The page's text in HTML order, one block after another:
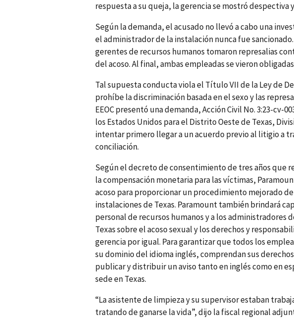
respuesta a su queja, la gerencia se mostró despectiva
Según la demanda, el acusado no llevó a cabo una
el administrador de la instalación nunca fue
gerentes de recursos humanos tomaron represalias
del acoso. Al final, ambas empleadas se vieron
Tal supuesta conducta viola el Título VII de la Ley de
prohíbe la discriminación basada en el sexo y las
EEOC presentó una demanda, Acción Civil No. 3:23-cv-
los Estados Unidos para el Distrito Oeste de Texas,
intentar primero llegar a un acuerdo previo al litigio a
conciliación.
Según el decreto de consentimiento de tres años que
la compensación monetaria para las víctimas,
acoso para proporcionar un procedimiento mejorado
instalaciones de Texas. Paramount también brindará
personal de recursos humanos y a los administradores
Texas sobre el acoso sexual y los derechos y
gerencia por igual. Para garantizar que todos los
su dominio del idioma inglés, comprendan sus
publicar y distribuir un aviso tanto en inglés como en
sede en Texas.
“La asistente de limpieza y su supervisor estaban
tratando de ganarse la vida”, dijo la fiscal regional